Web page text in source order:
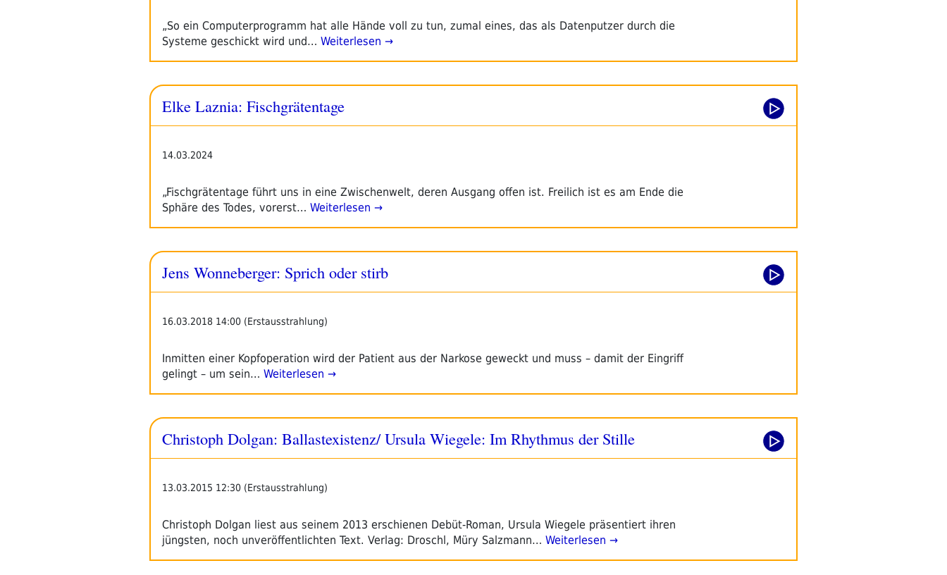
„So ein Computerprogramm hat alle Hände voll zu tun, zumal eines, das als Datenputzer durch die
Systeme geschickt wird und… Weiterlesen →
Elke Laznia: Fischgrätentage
14.03.2024
„Fischgrätentage führt uns in eine Zwischenwelt, deren Ausgang offen ist. Freilich ist es am Ende die
Sphäre des Todes, vorerst… Weiterlesen →
Jens Wonneberger: Sprich oder stirb
16.03.2018 14:00 (Erstausstrahlung)
Inmitten einer Kopfoperation wird der Patient aus der Narkose geweckt und muss – damit der Eingriff
gelingt – um sein… Weiterlesen →
Christoph Dolgan: Ballastexistenz/ Ursula Wiegele: Im Rhythmus der Stille
13.03.2015 12:30 (Erstausstrahlung)
Christoph Dolgan liest aus seinem 2013 erschienen Debüt-Roman, Ursula Wiegele präsentiert ihren
jüngsten, noch unveröffentlichten Text. Verlag: Droschl, Müry Salzmann… Weiterlesen →